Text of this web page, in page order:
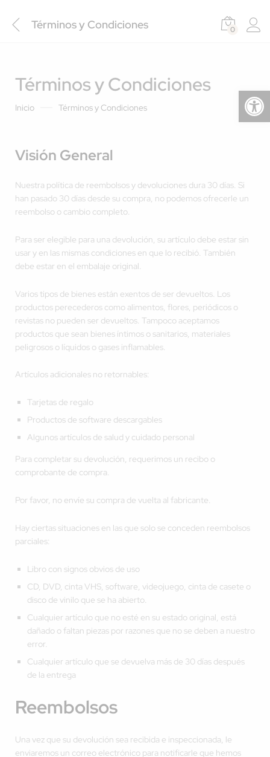
Términos y Condiciones 0
Términos y Condiciones
Inicio Términos y Condiciones
Visión General
Nuestra política de reembolsos y devoluciones dura 30 días. Si
han pasado 30 días desde su compra, no podemos ofrecerle un
reembolso o cambio completo.
Para ser elegible para una devolución, su artículo debe estar sin
usar y en las mismas condiciones en que lo recibió. También
debe estar en el embalaje original.
Varios tipos de bienes están exentos de ser devueltos. Los
productos perecederos como alimentos, flores, periódicos o
revistas no pueden ser devueltos. Tampoco aceptamos
productos que sean bienes íntimos o sanitarios, materiales
peligrosos o líquidos o gases inflamables.
Artículos adicionales no retornables:
Tarjetas de regalo
Productos de software descargables
Algunos artículos de salud y cuidado personal
Para completar su devolución, requerimos un recibo o
comprobante de compra.
Por favor, no envíe su compra de vuelta al fabricante.
Hay ciertas situaciones en las que solo se conceden reembolsos
parciales:
Libro con signos obvios de uso
CD, DVD, cinta VHS, software, videojuego, cinta de casete o
disco de vinilo que se ha abierto.
Cualquier artículo que no esté en su estado original, está
dañado o faltan piezas por razones que no se deben a nuestro
error.
Cualquier artículo que se devuelva más de 30 días después
de la entrega
Reembolsos
Una vez que su devolución sea recibida e inspeccionada, le
enviaremos un correo electrónico para notificarle que hemos
Abrir barra de herramientas